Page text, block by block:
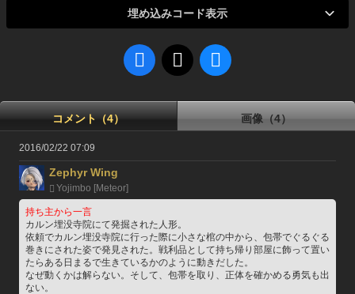
埋め込みコード表示
コメント（4） 画像（4）
2016/02/22 07:09
Zephyr Wing
Yojimbo [Meteor]
持ち主から一言
カルン埋没寺院にて発掘された人形。
依頼でカルン埋没寺院に行った際に小さな棺の中から、包帯でぐるぐる
巻きにされた姿で発見された。戦利品として持ち帰り部屋に飾って置い
たらある日まるで生きているかのように動きだした。
なぜ動くかは解らない。そして、包帯を取り、正体を確かめる勇気も出
ない。